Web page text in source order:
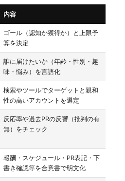
内容
ゴール（認知か獲得か）と上限予
算を決定
誰に届けたいか（年齢・性別・趣
味・悩み）を言語化
検索やツールでターゲットと親和
性の高いアカウントを選定
反応率や過去PRの反響（批判の有
無）をチェック
報酬・スケジュール・PR表記・下
書き確認等を合意書で明文化